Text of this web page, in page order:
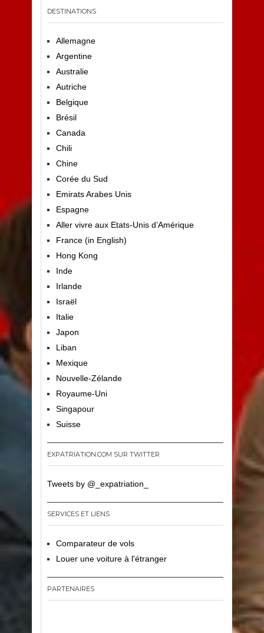
DESTINATIONS
Allemagne
Argentine
Australie
Autriche
Belgique
Brésil
Canada
Chili
Chine
Corée du Sud
Emirats Arabes Unis
Espagne
Aller vivre aux Etats-Unis d’Amérique
France (in English)
Hong Kong
Inde
Irlande
Israël
Italie
Japon
Liban
Mexique
Nouvelle-Zélande
Royaume-Uni
Singapour
Suisse
EXPATRIATION.COM SUR TWITTER
Tweets by @_expatriation_
SERVICES ET LIENS
Comparateur de vols
Louer une voiture à l'étranger
PARTENAIRES